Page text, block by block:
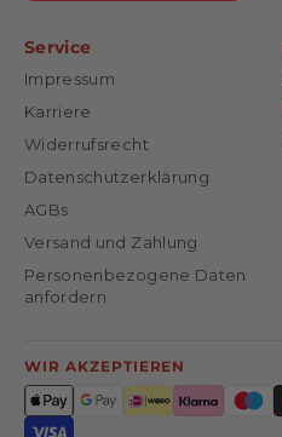
Service
Impressum
Karriere
Widerrufsrecht
Datenschutzerklärung
AGBs
Versand und Zahlung
Personenbezogene Daten
anfordern
WIR AKZEPTIEREN